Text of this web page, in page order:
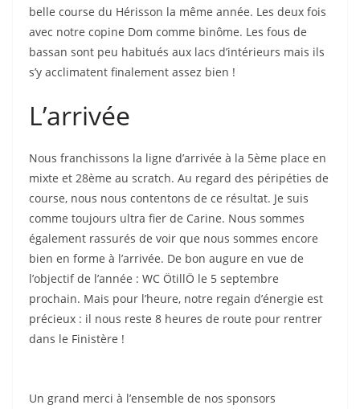
belle course du Hérisson la même année. Les deux fois
avec notre copine Dom comme binôme. Les fous de
bassan sont peu habitués aux lacs d’intérieurs mais ils
s’y acclimatent finalement assez bien !
L’arrivée
Nous franchissons la ligne d’arrivée à la 5ème place en
mixte et 28ème au scratch. Au regard des péripéties de
course, nous nous contentons de ce résultat. Je suis
comme toujours ultra fier de Carine. Nous sommes
également rassurés de voir que nous sommes encore
bien en forme à l’arrivée. De bon augure en vue de
l’objectif de l’année : WC ÖtillÖ le 5 septembre
prochain. Mais pour l’heure, notre regain d’énergie est
précieux : il nous reste 8 heures de route pour rentrer
dans le Finistère !
Un grand merci à l’ensemble de nos sponsors